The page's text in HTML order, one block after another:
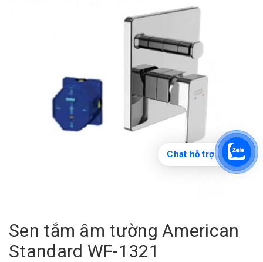
Sen tắm âm tường American
Standard WF-1321
Chat hỗ trợ